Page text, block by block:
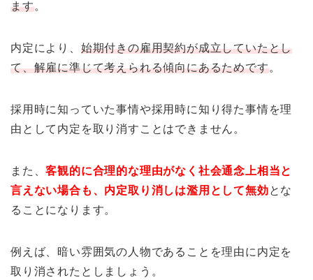
ます。
内定により、 始期付きの雇用契約が成立していたとし
て、解雇に準じて考えられる傾向にあるためです。
採用時に知っていた事情や採用時に知り得た事情を理
由として内定を取り消すことはできません。
また、客観的に合理的な理由がなく社会通念上相当と
言えない場合も、内定取り消しは濫用として無効とな
ることになります。
例えば、暗い雰囲気の人物であることを理由に内定を
取り消されたとしましょう。